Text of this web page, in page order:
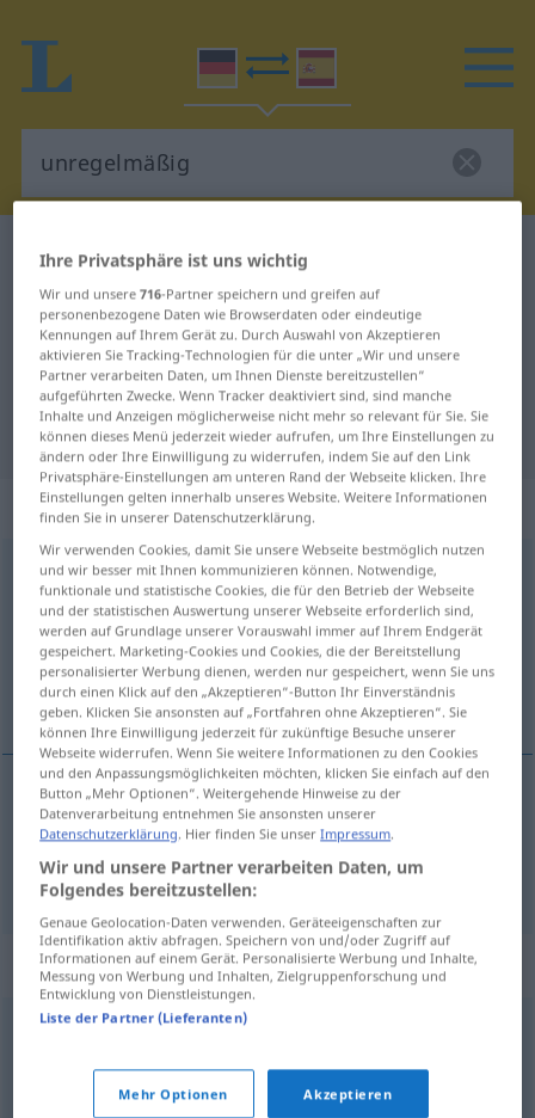
Deutsch-Spanisch Wörterbuch
Deutsch-Spanisch Übersetzung für
"unregelmäßig"
"unregelmäßig" Spanisch
Übersetzung
„unregelmäßig“: Adjektiv
unregelmäßigadj
Übersicht aller Übersetzungen
(Für mehr Details die Übersetzung anklicken/antippen)
irregular, desordenado
irregular unregelmäßig
desordenado unregelmäßigLebensweise
„unregelmäßig“: Adverb
unregelmäßigadv
Übersicht aller Übersetzungen
(Für mehr Details die Übersetzung anklicken/antippen)
Ihre Privatsphäre ist uns wichtig
Wir und unsere716-Partner speichern und greifen auf
personenbezogene Daten wie Browserdaten oder eindeutige
Kennungen auf Ihrem Gerät zu. Durch Auswahl von Akzeptieren
aktivieren Sie Tracking-Technologien für die unter „Wir und unsere
Partner verarbeiten Daten, um Ihnen Dienste bereitzustellen“
aufgeführten Zwecke. Wenn Tracker deaktiviert sind, sind manche
Inhalte und Anzeigen möglicherweise nicht mehr so relevant für Sie. Sie
können dieses Menü jederzeit wieder aufrufen, um Ihre Einstellungen zu
ändern oder Ihre Einwilligung zu widerrufen, indem Sie auf den Link
Privatsphäre-Einstellungen am unteren Rand der Webseite klicken. Ihre
Einstellungen gelten innerhalb unseres Website. Weitere Informationen
finden Sie in unserer Datenschutzerklärung.
Wir verwenden Cookies, damit Sie unsere Webseite bestmöglich nutzen
und wir besser mit Ihnen kommunizieren können. Notwendige,
funktionale und statistische Cookies, die für den Betrieb der Webseite
und der statistischen Auswertung unserer Webseite erforderlich sind,
werden auf Grundlage unserer Vorauswahl immer auf Ihrem Endgerät
gespeichert. Marketing-Cookies und Cookies, die der Bereitstellung
personalisierter Werbung dienen, werden nur gespeichert, wenn Sie uns
durch einen Klick auf den „Akzeptieren“-Button Ihr Einverständnis
geben. Klicken Sie ansonsten auf „Fortfahren ohne Akzeptieren“. Sie
können Ihre Einwilligung jederzeit für zukünftige Besuche unserer
Webseite widerrufen. Wenn Sie weitere Informationen zu den Cookies
und den Anpassungsmöglichkeiten möchten, klicken Sie einfach auf den
Button „Mehr Optionen“. Weitergehende Hinweise zu der
Datenverarbeitung entnehmen Sie ansonsten unserer
Datenschutzerklärung. Hier finden Sie unserImpressum.
Wir und unsere Partner verarbeiten Daten, um
Folgendes bereitzustellen:
Genaue Geolocation-Daten verwenden. Geräteeigenschaften zur
Identifikation aktiv abfragen. Speichern von und/oder Zugriff auf
Informationen auf einem Gerät. Personalisierte Werbung und Inhalte,
Messung von Werbung und Inhalten, Zielgruppenforschung und
Entwicklung von Dienstleistungen.
Liste der Partner (Lieferanten)
Mehr Optionen Akzeptieren